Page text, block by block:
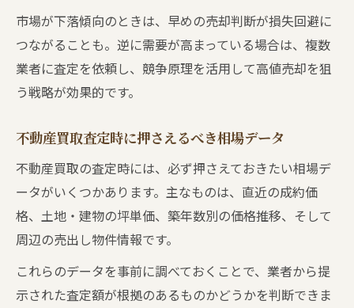
市場が下落傾向のときは、早めの売却判断が損失回避に
つながることも。逆に需要が高まっている場合は、複数
業者に査定を依頼し、競争原理を活用して高値売却を狙
う戦略が効果的です。
不動産買取査定時に押さえるべき相場データ
不動産買取の査定時には、必ず押さえておきたい相場デ
ータがいくつかあります。主なものは、直近の成約価
格、土地・建物の坪単価、築年数別の価格推移、そして
周辺の売出し物件情報です。
これらのデータを事前に調べておくことで、業者から提
示された査定額が根拠のあるものかどうかを判断できま